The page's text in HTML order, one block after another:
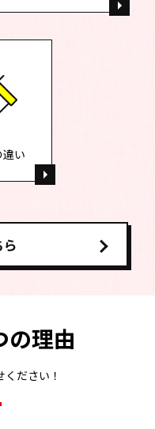
違い
の理由
ださい！